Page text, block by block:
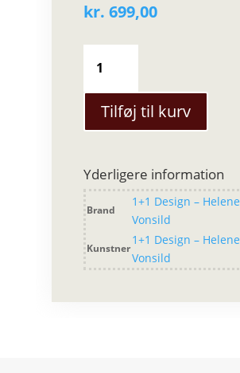
kr. 699,00
Design
-
Tokyo+
Yellow
pude
antal
Tilføj til kurv
Yderligere information
Brand
1+1 Design – Helene
Vonsild
Kunstner
1+1 Design – Helene
Vonsild